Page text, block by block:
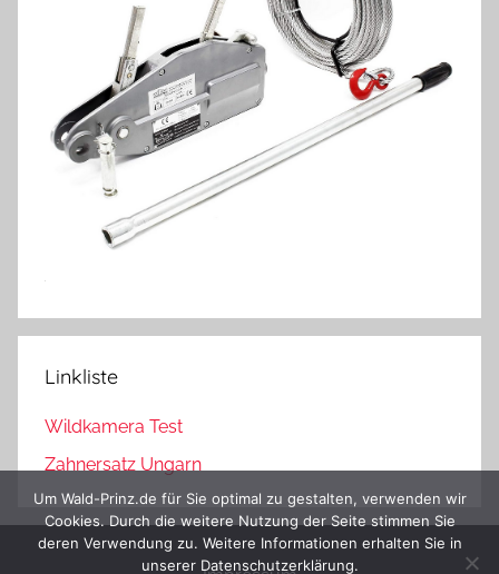
Linkliste
Wildkamera Test
Zahnersatz Ungarn
Um Wald-Prinz.de für Sie optimal zu gestalten, verwenden wir
Cookies. Durch die weitere Nutzung der Seite stimmen Sie
deren Verwendung zu. Weitere Informationen erhalten Sie in
unserer Datenschutzerklärung.